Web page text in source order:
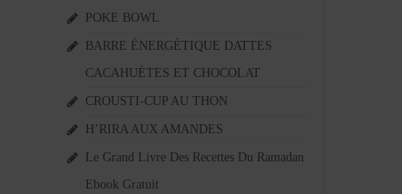
POKE BOWL
BARRE ÉNERGÉTIQUE DATTES
CACAHUÈTES ET CHOCOLAT
CROUSTI-CUP AU THON
H’RIRA AUX AMANDES
Le Grand Livre Des Recettes Du Ramadan
Ebook Gratuit